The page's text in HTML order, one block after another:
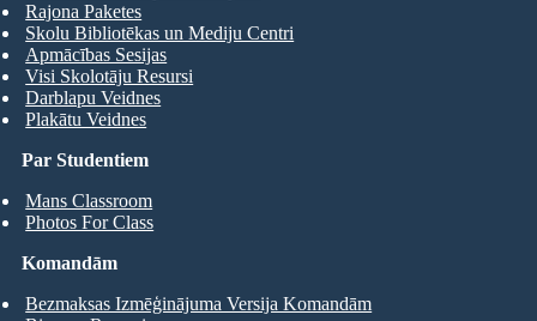
Par Studentiem
Mans Classroom
Photos For Class
Rajona Paketes
Skolu Bibliotēkas un Mediju Centri
Apmācības Sesijas
Visi Skolotāju Resursi
Darblapu Veidnes
Plakātu Veidnes
Komandām
Bezmaksas Izmēģinājuma Versija Komandām